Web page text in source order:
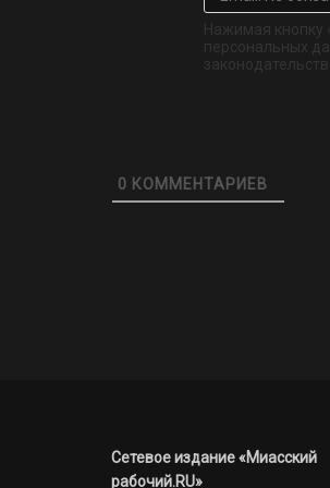
Нажимая кнопку
персональных
0 КОММЕНТАРИЕВ
Сетевое издание «Миасский
рабочий.RU»